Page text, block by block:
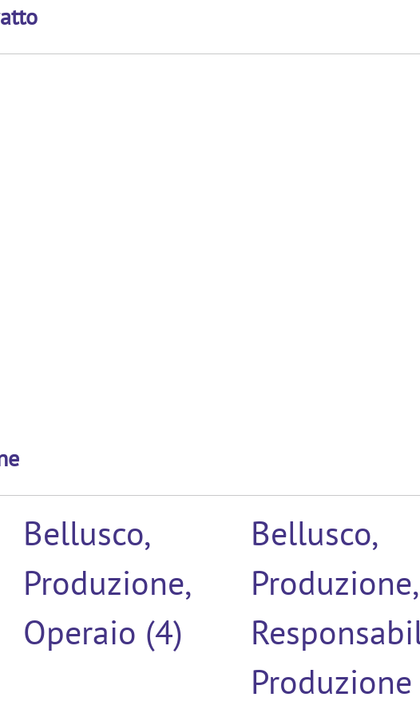
Bellusco,
Produzione,
Operaio (4)
Bellusco,
Produzione,
Produzione